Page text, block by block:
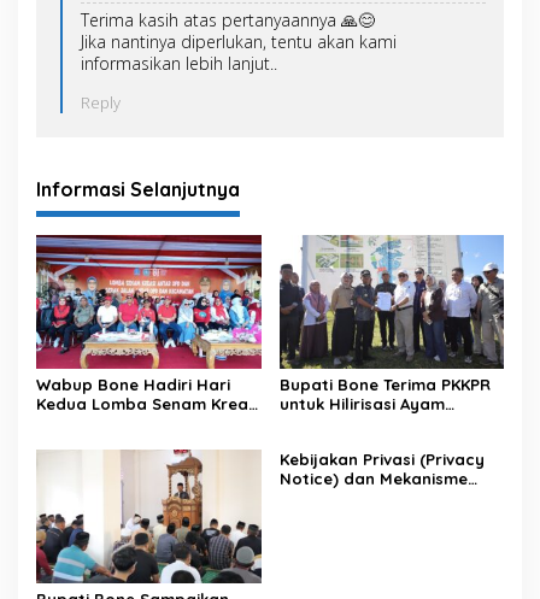
Terima kasih atas pertanyaannya 🙏😊
Jika nantinya diperlukan, tentu akan kami
informasikan lebih lanjut..
Reply
Informasi Selanjutnya
Wabup Bone Hadiri Hari
Kedua Lomba Senam Kreasi
Bupati Bone Terima PKKPR
untuk Hilirisasi Ayam
Kebijakan Privasi (Privacy
Notice) dan Mekanisme